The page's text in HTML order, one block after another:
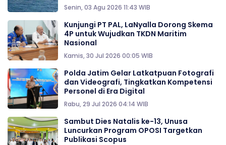
Senin, 03 Agu 2026 11:43 WIB
Kunjungi PT PAL, LaNyalla Dorong Skema
4P untuk Wujudkan TKDN Maritim
Nasional
Kamis, 30 Jul 2026 00:05 WIB
Polda Jatim Gelar Latkatpuan Fotografi
dan Videografi, Tingkatkan Kompetensi
Personel di Era Digital
Rabu, 29 Jul 2026 04:14 WIB
Sambut Dies Natalis ke-13, Unusa
Luncurkan Program OPOSI Targetkan
Publikasi Scopus